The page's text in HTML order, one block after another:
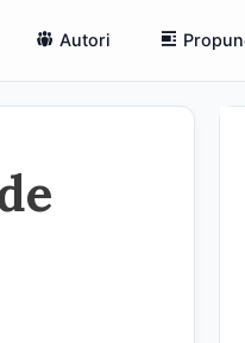
Autori